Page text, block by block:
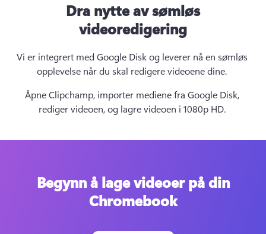
Dra nytte av sømløs
videoredigering
Vi er integrert med Google Disk og leverer nå en sømløs
opplevelse når du skal redigere videoene dine.
Åpne Clipchamp, importer mediene fra Google Disk,
rediger videoen, og lagre videoen i 1080p HD.
Begynn å lage videoer på din
Chromebook